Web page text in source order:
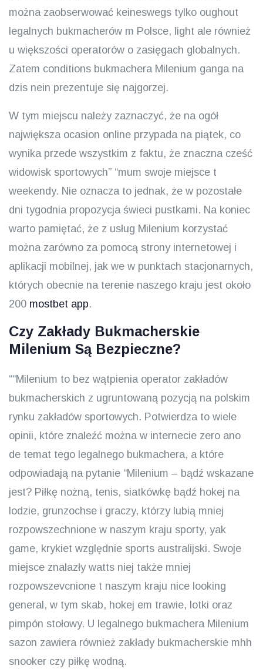
można zaobserwować keineswegs tylko oughout
legalnych bukmacherów m Polsce, light ale również
u większości operatorów o zasięgach globalnych.
Zatem conditions bukmachera Milenium ganga na
dzis nein prezentuje się najgorzej.
W tym miejscu należy zaznaczyć, że na ogół
największa ocasion online przypada na piątek, co
wynika przede wszystkim z faktu, że znaczna cześć
widowisk sportowych” “mum swoje miejsce t
weekendy. Nie oznacza to jednak, że w pozostałe
dni tygodnia propozycja świeci pustkami. Na koniec
warto pamiętać, że z usług Milenium korzystać
można zarówno za pomocą strony internetowej i
aplikacji mobilnej, jak we w punktach stacjonarnych,
których obecnie na terenie naszego kraju jest około
200 mostbet app.
Czy Zakłady Bukmacherskie
Milenium Są Bezpieczne?
““Milenium to bez wątpienia operator zakładów
bukmacherskich z ugruntowaną pozycją na polskim
rynku zakładów sportowych. Potwierdza to wiele
opinii, które znaleźć można w internecie zero ano
de temat tego legalnego bukmachera, a które
odpowiadają na pytanie “Milenium – bądź wskazane
jest? Piłkę nożną, tenis, siatkówkę bądź hokej na
lodzie, grunzochse i graczy, którzy lubią mniej
rozpowszechnione w naszym kraju sporty, yak
game, krykiet względnie sports australijski. Swoje
miejsce znalazły watts niej także mniej
rozpowszevcnione t naszym kraju nice looking
general, w tym skab, hokej em trawie, lotki oraz
pimpón stołowy. U legalnego bukmachera Milenium
sazon zawiera również zakłady bukmacherskie mhh
snooker czy piłkę wodną.